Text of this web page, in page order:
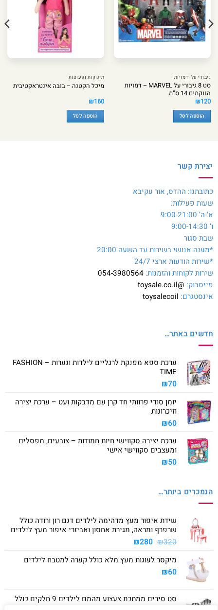
גיבורי על ודמויות
סט 8 גיבורי על MARVEL – דמויות
הנוקמים 14 ס”מ
₪120
הוספה לסל
תינוקות ופעוטות
מיכל הקטנה – בובה אינטראקטיבית
₪160
הוספה לסל
יצירת קשר
כתובתנו: ההדס, אור עקיבא
שעות פעילות:
א’-ה’ 9:00-21:00
ו’ 9:00-14:30
שבת סגור
*מענה אנושי בשירות עד השעה 20:00
*שירות הודעות ארצי 24/7
שירות לקוחות והזמנות: 054-3980564
פייסבוק: @toysale.co.il
אינסטגרם: toysalecoil
חדשים באתר…
ערכת ספא מפנקת לרגליים לילדות ונערות – FASHION
TIME
₪70
יומן סודי פרוותי חד קרן עם מדבקות ועט – ערכת יצירה
וזיכרונות
₪60
ערכת יצירה סקווישי חיות חמודות – צובעים, מפסלים
ומעצבים סקווישי אישי
₪50
הנמכרים ביותר…
שידת איפור מעץ מדהימה לילדים דגם רון ורודה כולל
שרפרף ומראה, מגירת אחסון ואביזרי איפור מעץ לילדים
₪320
המחיר
היה:
₪280 המחיר
הוא:
מיקסר לעוגות מעץ מלא כולל קערה למטבח לילדים
₪60
סט סירים ממתכת צעצוע מהמם לילדים 9 חלקים כולל